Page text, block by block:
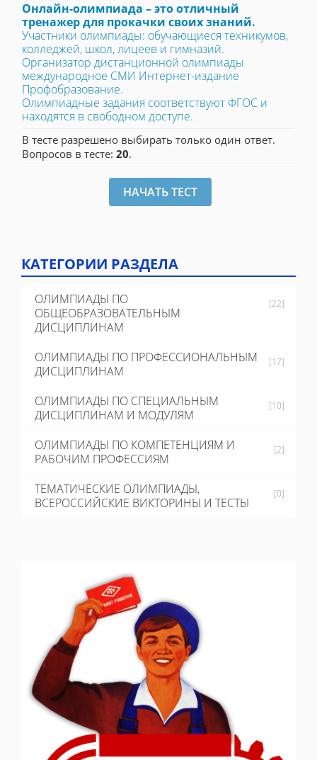
Онлайн-олимпиада – это отличный
тренажер для прокачки своих знаний.
Участники олимпиады: обучающиеся техникумов,
колледжей, школ, лицеев и гимназий.
Организатор дистанционной олимпиады
международное СМИ Интернет-издание
Профобразование.
Олимпиадные задания соответствуют ФГОС и
находятся в свободном доступе.
В тесте разрешено выбирать только один ответ.
Вопросов в тесте: 20.
КАТЕГОРИИ РАЗДЕЛА
ОЛИМПИАДЫ ПО
ОБЩЕОБРАЗОВАТЕЛЬНЫМ
ДИСЦИПЛИНАМ
[22]
ОЛИМПИАДЫ ПО ПРОФЕССИОНАЛЬНЫМ
ДИСЦИПЛИНАМ
[17]
ОЛИМПИАДЫ ПО СПЕЦИАЛЬНЫМ
ДИСЦИПЛИНАМ И МОДУЛЯМ
[10]
ОЛИМПИАДЫ ПО КОМПЕТЕНЦИЯМ И
РАБОЧИМ ПРОФЕССИЯМ
[2]
ТЕМАТИЧЕСКИЕ ОЛИМПИАДЫ,
ВСЕРОССИЙСКИЕ ВИКТОРИНЫ И ТЕСТЫ
[0]